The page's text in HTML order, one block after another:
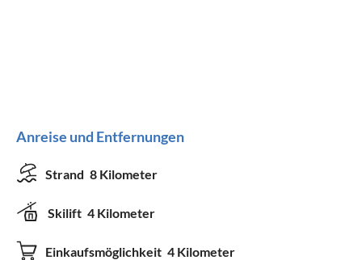
Anreise und Entfernungen
Strand 8 Kilometer
Skilift 4 Kilometer
Einkaufsmöglichkeit 4 Kilometer